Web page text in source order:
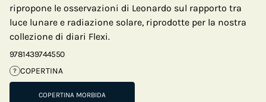
ripropone le osservazioni di Leonardo sul rapporto tra
luce lunare e radiazione solare, riprodotte per la nostra
collezione di diari Flexi.
9781439744550
? COPERTINA
COPERTINA MORBIDA